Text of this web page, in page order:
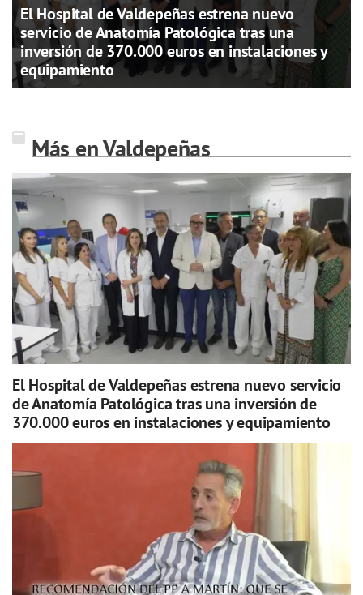
El Hospital de Valdepeñas estrena nuevo
servicio de Anatomía Patológica tras una
inversión de 370.000 euros en instalaciones y
equipamiento
Más en Valdepeñas
El Hospital de Valdepeñas estrena nuevo servicio
de Anatomía Patológica tras una inversión de
370.000 euros en instalaciones y equipamiento